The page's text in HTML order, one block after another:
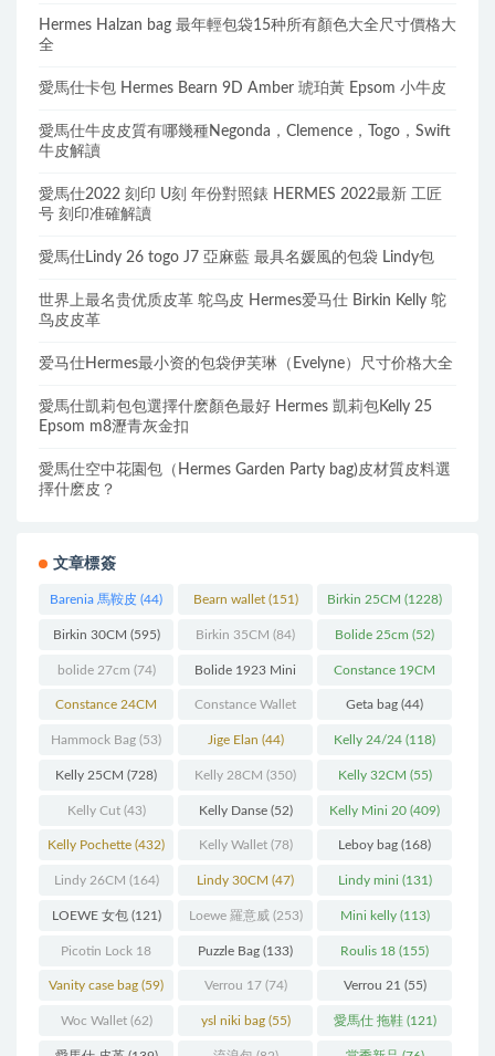
Hermes Halzan bag 最年輕包袋15种所有顏色大全尺寸價格大
全
愛馬仕卡包 Hermes Bearn 9D Amber 琥珀黃 Epsom 小牛皮
愛馬仕牛皮皮質有哪幾種Negonda，Clemence，Togo，Swift
牛皮解讀
愛馬仕2022 刻印 U刻 年份對照錶 HERMES 2022最新 工匠
号 刻印准確解讀
愛馬仕Lindy 26 togo J7 亞麻藍 最具名媛風的包袋 Lindy包
世界上最名贵优质皮革 鸵鸟皮 Hermes爱马仕 Birkin Kelly 鸵
鸟皮皮革
爱马仕Hermes最小资的包袋伊芙琳（Evelyne）尺寸价格大全
愛馬仕凱莉包包選擇什麽顏色最好 Hermes 凱莉包Kelly 25
Epsom m8瀝青灰金扣
愛馬仕空中花園包（Hermes Garden Party bag)皮材質皮料選
擇什麽皮？
文章標簽
Barenia 馬鞍皮 (44) Bearn wallet(151) Birkin 25CM (1228)
Birkin 30CM (595) Birkin 35CM (84) Bolide 25cm (52)
bolide 27cm (74) Bolide 1923 Mini
(93)
Constance 19CM
(571)
Constance 24CM
(216)
Constance Wallet
(60)
Geta bag (44)
Hammock Bag (53) Jige Elan (44) Kelly 24/24 (118)
Kelly 25CM (728) Kelly 28CM (350) Kelly 32CM (55)
Kelly Cut(43) Kelly Danse(52) Kelly Mini 20 (409)
Kelly Pochette (432) Kelly Wallet(78) Leboy bag (168)
Lindy 26CM (164) Lindy 30CM (47) Lindy mini (131)
LOEWE 女包(121) Loewe 羅意威(253) Mini kelly(113)
Picotin Lock 18
(202)
Puzzle Bag (133) Roulis 18 (155)
Vanity case bag (59) Verrou 17(74) Verrou 21 (55)
Woc Wallet(62) ysl niki bag(55) 愛馬仕 拖鞋(121)